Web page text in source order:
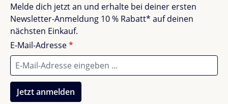
Melde dich jetzt an und erhalte bei deiner ersten
Newsletter-Anmeldung 10 % Rabatt* auf deinen
nächsten Einkauf.
E-Mail-Adresse*
Jetzt anmelden